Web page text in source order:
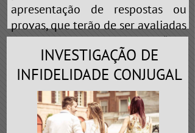
apresentação de respostas ou
provas, que terão de ser avaliadas
pelo profissional. Portanto, “não
brinque de cobaia” nas mãos de
falsos detetives que prometem
realizar“QUALQUER TIPO DE
SERVIÇO”ou“ESCLARECEMOS A
SUA DÚVIDA”. Em toda e qualquer
INVESTIGAÇÃO DE
INFIDELIDADE CONJUGAL